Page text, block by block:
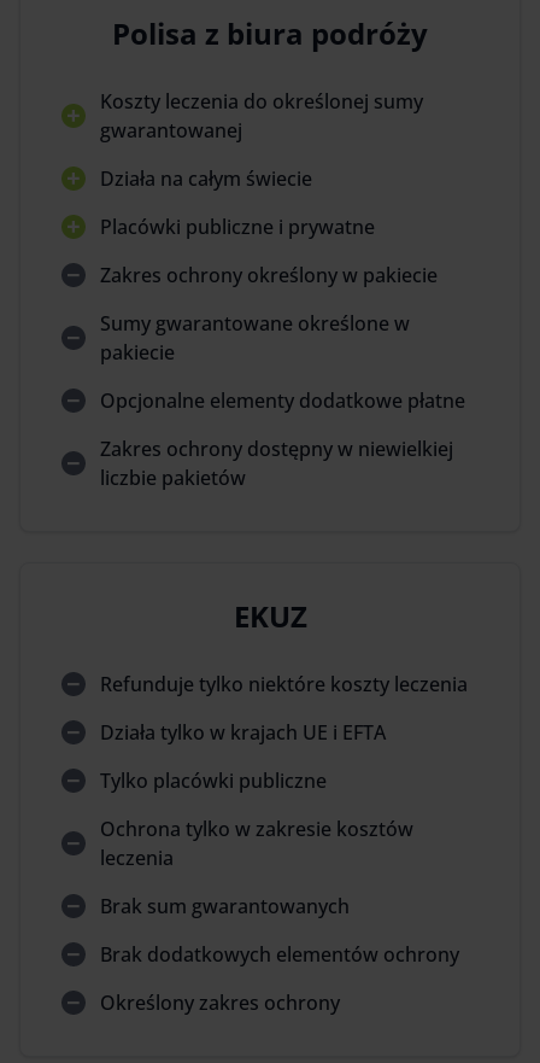
EKUZ
Refunduje tylko niektóre koszty leczenia
Działa tylko w krajach UE i EFTA
Tylko placówki publiczne
Ochrona tylko w zakresie kosztów
leczenia
Brak sum gwarantowanych
Brak dodatkowych elementów ochrony
Określony zakres ochrony
Polisa z biura podróży
Koszty leczenia do określonej sumy
gwarantowanej
Działa na całym świecie
Placówki publiczne i prywatne
Zakres ochrony określony w pakiecie
Sumy gwarantowane określone w
pakiecie
Opcjonalne elementy dodatkowe płatne
Zakres ochrony dostępny w niewielkiej
liczbie pakietów